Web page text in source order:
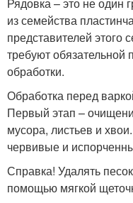
Рядовка – это не один
из семейства
представителей этого
требуют обязательной
обработки.
Обработка перед
Первый этап –
мусора, листьев и
червивые и
Справка! Удалять
помощью мягкой